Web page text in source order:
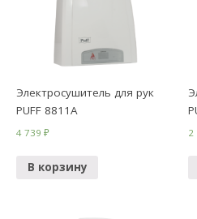
Электросушитель для рук
PUFF 8811A
4 739₽
В корзину
2